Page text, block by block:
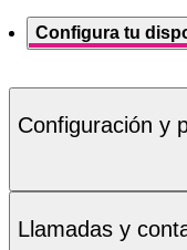
Configura tu
Configuración y
Llamadas y